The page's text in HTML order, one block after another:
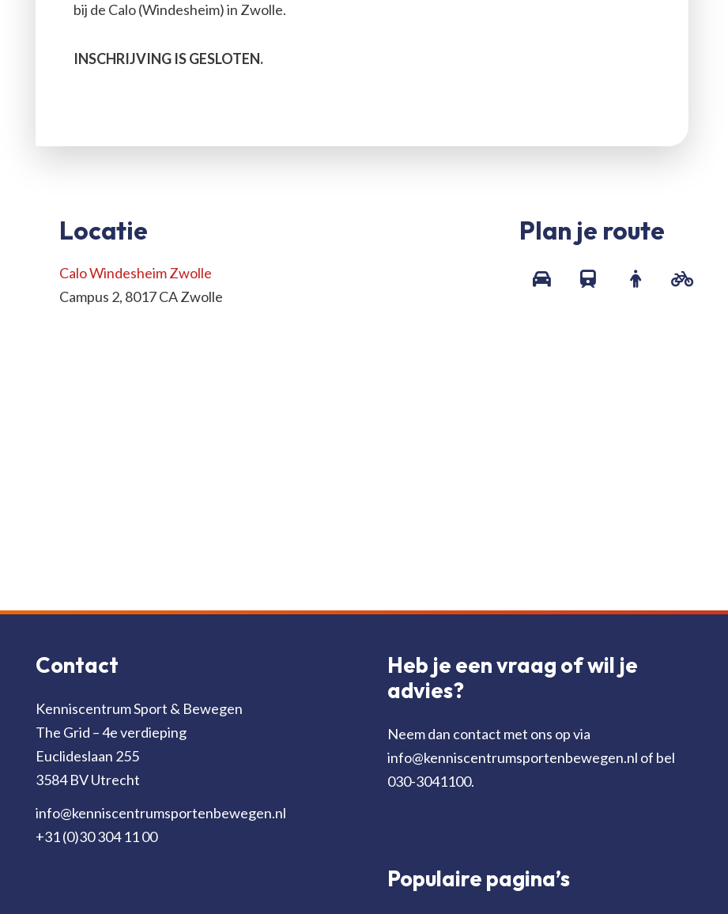
bij de Calo (Windesheim) in Zwolle.
INSCHRIJVING IS GESLOTEN.
Locatie
Calo Windesheim Zwolle
Campus 2, 8017 CA Zwolle
Plan je route
Contact
Kenniscentrum Sport & Bewegen
The Grid – 4e verdieping
Euclideslaan 255
3584 BV Utrecht
info@kenniscentrumsportenbewegen.nl
+31 (0)30 304 11 00
Heb je een vraag of wil je
advies?
Neem dan contact met ons op via
info@kenniscentrumsportenbewegen.nl of bel
030-3041100.
Populaire pagina’s